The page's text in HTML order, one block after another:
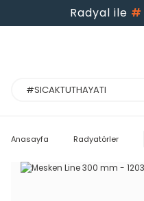
Radyal ile #
Anasayfa Radyatörler